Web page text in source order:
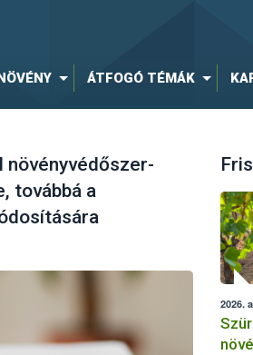
ÁTFOGÓ TÉMÁK
növényvédőszer-
továbbá a
2026.